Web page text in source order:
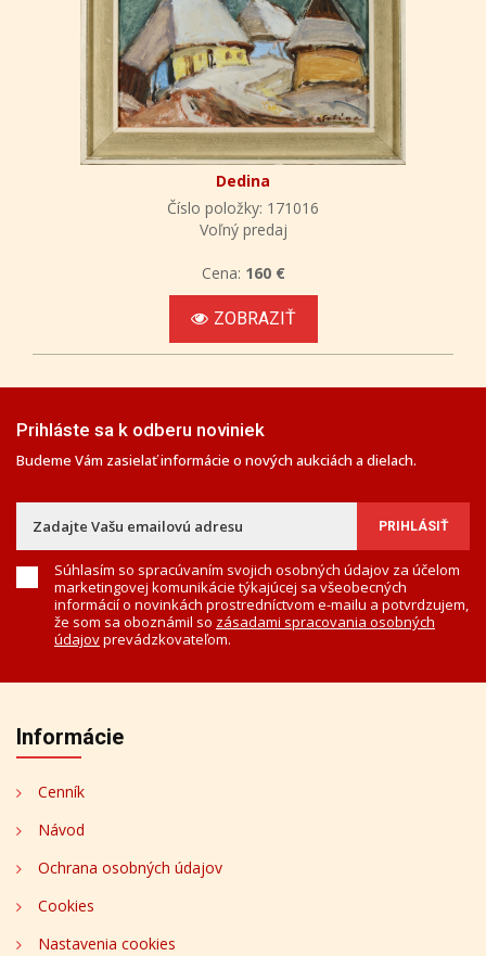
Dedina
Číslo položky: 171016
Voľný predaj
Cena: 160 €
ZOBRAZIŤ
Prihláste sa k odberu noviniek
Budeme Vám zasielať informácie o nových aukciách a dielach.
Súhlasím so spracúvaním svojich osobných údajov za účelom
marketingovej komunikácie týkajúcej sa všeobecných
informácií o novinkách prostredníctvom e-mailu a potvrdzujem,
že som sa oboznámil so zásadami spracovania osobných
údajovprevádzkovateľom.
Informácie
Cenník
Návod
Ochrana osobných údajov
Cookies
Nastavenia cookies